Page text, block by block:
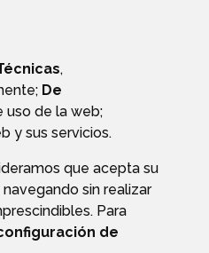
,
De
uso de la web;
y sus servicios.
que acepta su
sin realizar
Para
de